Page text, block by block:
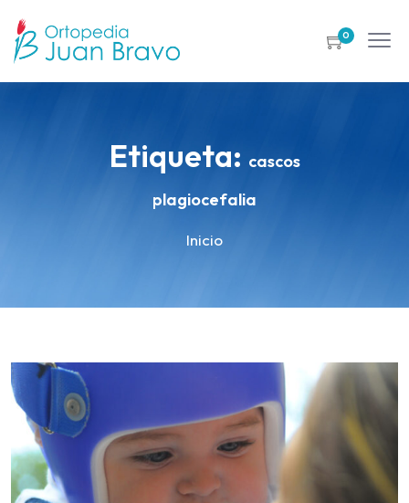
0
Etiqueta: cascos
plagiocefalia
Inicio